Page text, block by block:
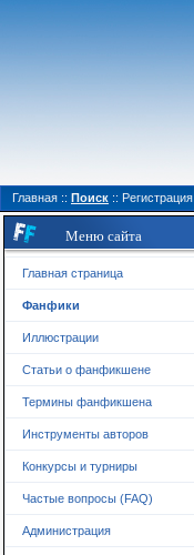
Главная :: Поиск :: Регистрация
Меню сайта
Главная страница
Фанфики
Иллюстрации
Статьи о фанфикшене
Термины фанфикшена
Инструменты авторов
Конкурсы и турниры
Частые вопросы (FAQ)
Администрация